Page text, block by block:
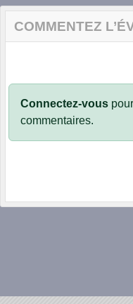
COMMENTEZ
Connectez-vous
commentaires.